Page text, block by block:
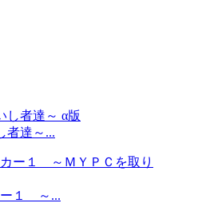
達～...
１ ～...